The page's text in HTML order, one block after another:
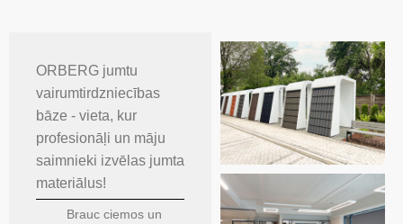
ORBERG jumtu
vairumtirdzniecības
bāze - vieta, kur
profesionāļi un māju
saimnieki izvēlas jumta
materiālus!
Brauc ciemos un